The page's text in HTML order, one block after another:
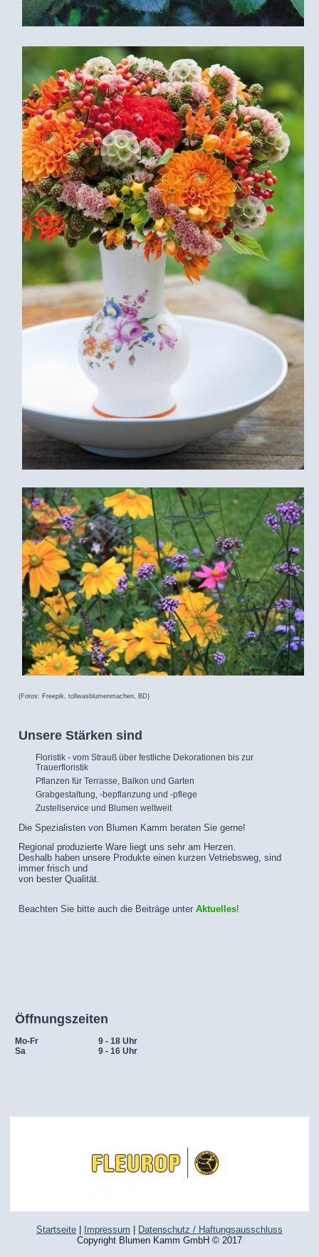
(Fotos: Freepik, tollwasblumenmachen, BD)
Unsere Stärken sind
Floristik - vom Strauß über festliche Dekorationen bis zur
Trauerfloristik
Pflanzen für Terrasse, Balkon und Garten
Grabgestaltung, -bepflanzung und -pflege
Zustellservice und Blumen weltweit
Die Spezialisten von Blumen Kamm beraten Sie gerne!
Regional produzierte Ware liegt uns sehr am Herzen.
Deshalb haben unsere Produkte einen kurzen Vetriebsweg, sind
immer frisch und
von bester Qualität.
Beachten Sie bitte auch die Beiträge unter Aktuelles!
Öffnungszeiten
Mo-Fr
9 - 18 Uhr
Sa
9 - 16 Uhr
Startseite Impressum
Datenschutz / Haftungsausschluss
Copyright Blumen Kamm GmbH © 2017